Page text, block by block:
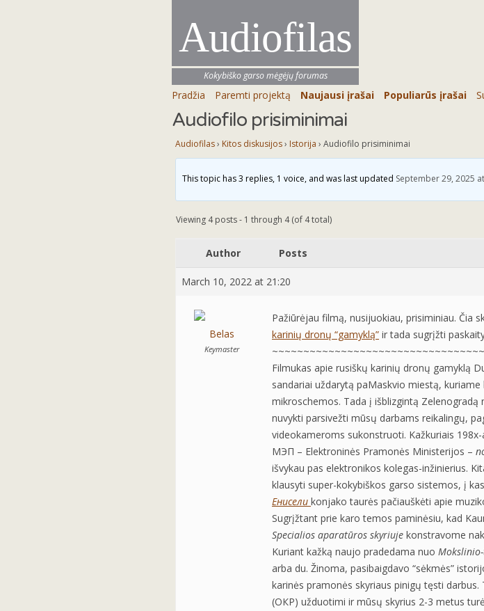
Audiofilas
Kokybiško garso mėgėjų forumas
Pradžia Paremti projektą Naujausi įrašai Populiarūs įrašai
Audiofilo prisiminimai
Audiofilas› Kitos diskusijos› Istorija › Audiofilo prisiminimai
This topic has 3 replies, 1 voice, and was last updated September 29, 2025
Viewing 4 posts - 1 through 4 (of 4 total)
Author Posts
March 10, 2022 at 21:20
Belas
Keymaster
Pažiūrėjau filmą, nusijuokiau, prisiminiau. Čia
karinių dronų “gamyklą” ir tada sugrįžti
Filmukas apie rusiškų karinių dronų gamyklą
sandariai uždarytą paMaskvio miestą,
mikroschemos. Tada į išblizgintą
nuvykti parsivežti mūsų darbams reikalingų,
videokameroms sukonstruoti. Kažkuriais
МЭП – Elektroninės Pramonės Ministerijos –
išvykau pas elektronikos kolegas-inžinierius.
klausyti super-kokybiškos garso sistemos, į
Енисели konjako taurės pačiauškėti apie
Sugrįžtant prie karo temos paminėsiu, kad
Specialios aparatūros skyriuje konstravome
Kuriant kažką naujo pradedama nuo
arba du. Žinoma, pasibaigdavo “sėkmės”
karinės pramonės skyriaus pinigų tęsti
(ОКР) užduotimi ir mūsų skyrius 2-3 metus